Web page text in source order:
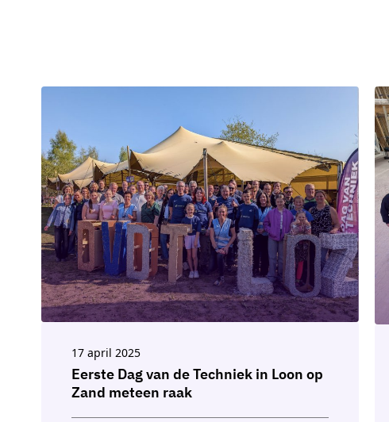
Eerste Dag van de Techniek in Loon op
Zand meteen raak
17 april 2025